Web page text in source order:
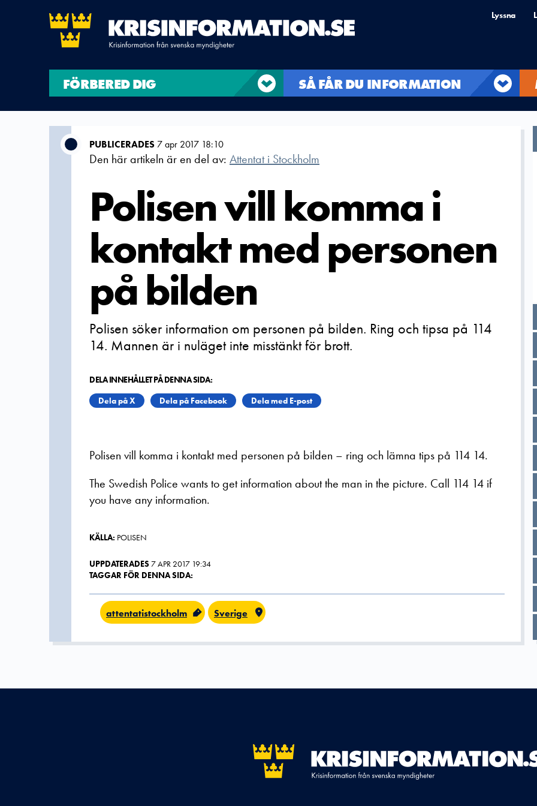
Lyssna
FÖRBERED DIG SÅ FÅR DU INFORMATION
PUBLICERADES 7 apr 2017 18:10
Den här artikeln är en del av: Attentat i Stockholm
Polisen vill komma i
kontakt med personen
på bilden
Polisen söker information om personen på bilden. Ring och tipsa på 114
14. Mannen är i nuläget inte misstänkt för brott.
DELA INNEHÅLLET PÅ DENNA SIDA:
Dela på X
Dela på Facebook Dela med E-post
Polisen vill komma i kontakt med personen på bilden – ring och lämna tips på 114 14.
The Swedish Police wants to get information about the man in the picture. Call 114 14 if
you have any information.
KÄLLA: POLISEN
UPPDATERADES 7 APR 2017 19:34
TAGGAR FÖR DENNA SIDA:
attentatistockholm Sverige